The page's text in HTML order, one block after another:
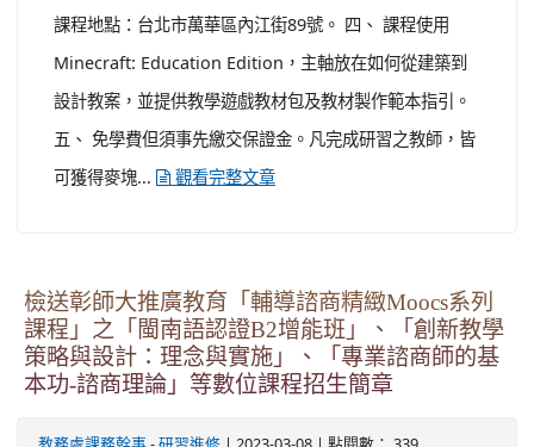
課程地點：台北市萬華區內江街89號。 四、 課程使用
Minecraft: Education Edition，主軸放在如何從建築到
設計教案，並提供教學遊戲教材包及教材製作範本指引。
五、 免學費但須事先繳交保證金。凡完成研習之教師，皆
可獲得麥塊...
觀看完整文章
檢送彰師大推廣教育「輔導諮商精緻Moocs系列
課程」之「閩南語認證B2增能班」、「創新教學
策略與設計：理念與實施」、「專業諮商師的基
本功-諮商理論」等數位課程招生簡章